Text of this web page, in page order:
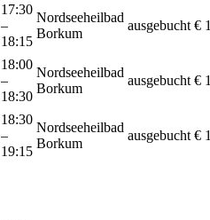
17:30
–
18:15
Nordseeheilbad
Borkum
ausgebucht €
18:00
–
18:30
Nordseeheilbad
Borkum
ausgebucht €
18:30
–
19:15
Nordseeheilbad
Borkum
ausgebucht €